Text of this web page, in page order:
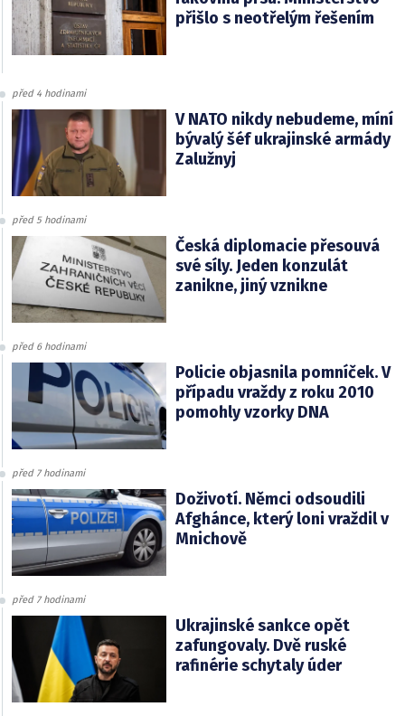
přišlo s neotřelým řešením
před 4 hodinami
V NATO nikdy nebudeme, míní
bývalý šéf ukrajinské armády
Zalužnyj
před 5 hodinami
Česká diplomacie přesouvá
své síly. Jeden konzulát
zanikne, jiný vznikne
před 6 hodinami
Policie objasnila pomníček. V
případu vraždy z roku 2010
pomohly vzorky DNA
před 7 hodinami
Doživotí. Němci odsoudili
Afghánce, který loni vraždil v
Mnichově
před 7 hodinami
Ukrajinské sankce opět
zafungovaly. Dvě ruské
rafinérie schytaly úder